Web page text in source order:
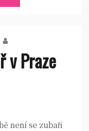
v Praze
není se zubaři